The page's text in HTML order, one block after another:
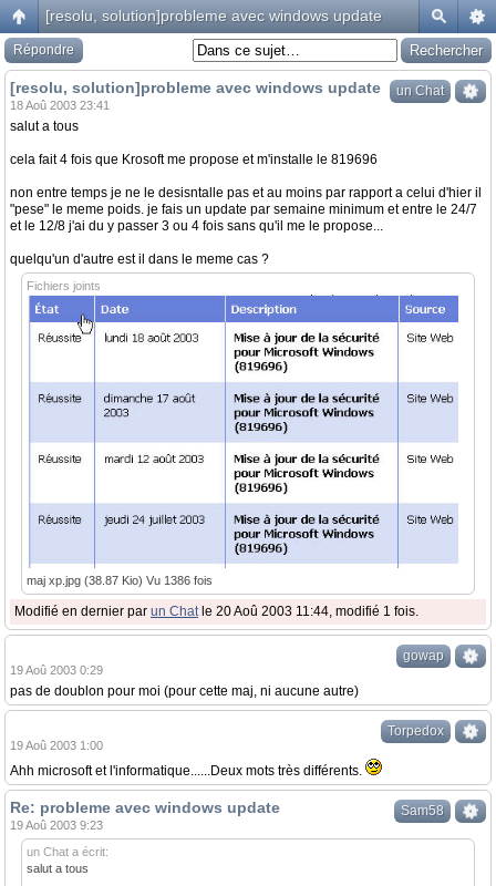
[resolu, solution]probleme avec windows update
Répondre
un Chat
[resolu, solution]probleme avec windows update
18 Aoû 2003 23:41
salut a tous
cela fait 4 fois que Krosoft me propose et m'installe le 819696
non entre temps je ne le desisntalle pas et au moins par rapport a celui d'hier il
"pese" le meme poids. je fais un update par semaine minimum et entre le 24/7
et le 12/8 j'ai du y passer 3 ou 4 fois sans qu'il me le propose...
quelqu'un d'autre est il dans le meme cas ?
Fichiers joints
maj xp.jpg (38.87 Kio) Vu 1386 fois
Modifié en dernier par un Chatle 20 Aoû 2003 11:44, modifié 1 fois.
gowap
19 Aoû 2003 0:29
pas de doublon pour moi (pour cette maj, ni aucune autre)
Torpedox
19 Aoû 2003 1:00
Ahh microsoft et l'informatique......Deux mots très différents.
Sam58
Re: probleme avec windows update
19 Aoû 2003 9:23
un Chat a écrit:
salut a tous